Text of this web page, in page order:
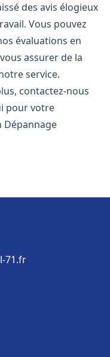
des avis élogieux
Vous pouvez
évaluations en
assurer de la
service.
contactez-nous
pour votre
Dépannage
71.fr